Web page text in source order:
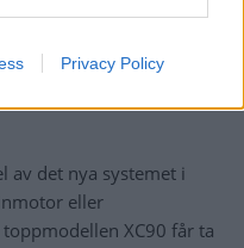
Privacy Policy
av det nya systemet i
eller
XC90 får ta